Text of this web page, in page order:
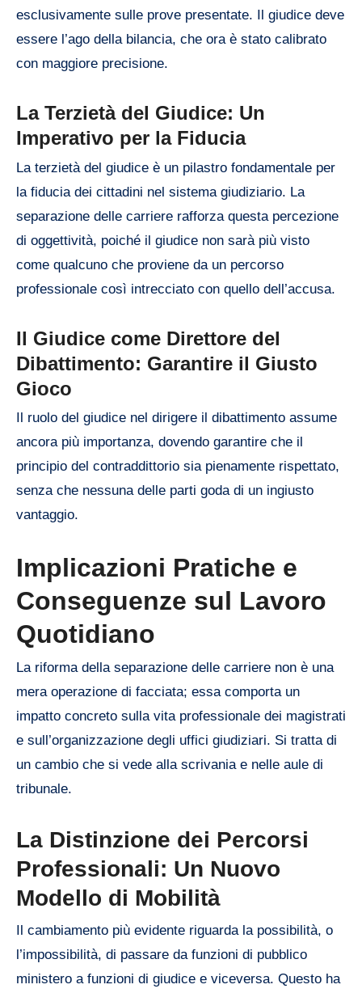
esclusivamente sulle prove presentate. Il giudice deve
essere l’ago della bilancia, che ora è stato calibrato
con maggiore precisione.
La Terzietà del Giudice: Un
Imperativo per la Fiducia
La terzietà del giudice è un pilastro fondamentale per
la fiducia dei cittadini nel sistema giudiziario. La
separazione delle carriere rafforza questa percezione
di oggettività, poiché il giudice non sarà più visto
come qualcuno che proviene da un percorso
professionale così intrecciato con quello dell’accusa.
Il Giudice come Direttore del
Dibattimento: Garantire il Giusto
Gioco
Il ruolo del giudice nel dirigere il dibattimento assume
ancora più importanza, dovendo garantire che il
principio del contraddittorio sia pienamente rispettato,
senza che nessuna delle parti goda di un ingiusto
vantaggio.
Implicazioni Pratiche e
Conseguenze sul Lavoro
Quotidiano
La riforma della separazione delle carriere non è una
mera operazione di facciata; essa comporta un
impatto concreto sulla vita professionale dei magistrati
e sull’organizzazione degli uffici giudiziari. Si tratta di
un cambio che si vede alla scrivania e nelle aule di
tribunale.
La Distinzione dei Percorsi
Professionali: Un Nuovo
Modello di Mobilità
Il cambiamento più evidente riguarda la possibilità, o
l’impossibilità, di passare da funzioni di pubblico
ministero a funzioni di giudice e viceversa. Questo ha